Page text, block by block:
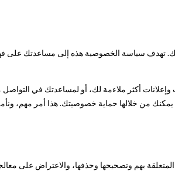
تهدف سياسة الخصوصية هذه إلى مساعدتك على فهم
أكثر ملاءمة لك، أو لمساعدتك في
يمكنك من خلالها حماية خصوصيتك. هذا أمر مهم،
المتعلقة بهم وتصحيحها وحذفها، والاعتراض